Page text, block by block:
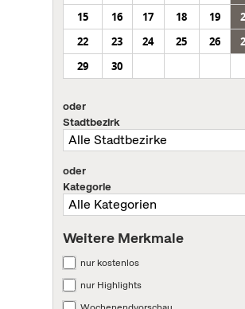
15
16 17 18 19
22
23 24 25 26
29
30
oder
Stadtbezirk
oder
Kategorie
Weitere Merkmale
nur kostenlos
nur Highlights